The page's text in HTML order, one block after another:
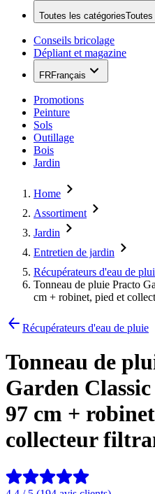
Toutes les catégoriesToutes
Conseils bricolage
Dépliant et magazine
FRFrançais
Promotions
Peinture
Sols
Outillage
Bois
Jardin
Home
Assortiment
Jardin
Entretien de jardin
Récupérateurs d'eau de
Tonneau de pluie Practo
cm + robinet, pied et
Récupérateurs d'eau de pluie
Tonneau de
Garden
97 cm +
collecteur